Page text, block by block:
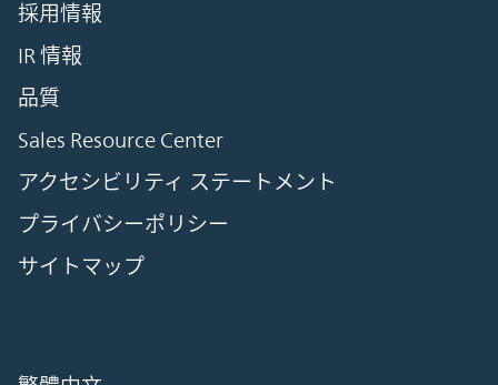
採用情報
IR 情報
品質
Sales Resource Center
アクセシビリティ ステートメント
プライバシーポリシー
サイトマップ